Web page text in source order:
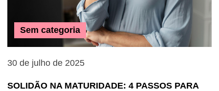
Sem categoria
30 de julho de 2025
SOLIDÃO NA MATURIDADE: 4 PASSOS PARA